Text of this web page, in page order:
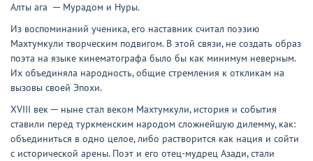
Алты ага ─ Мурадом и Нуры.
Из воспоминаний ученика, его наставник считал поэзию
Махтумкули творческим подвигом. В этой связи, не создать образ
поэта на языке кинематографа было бы как минимум неверным.
Их объединяла народность, общие стремления к откликам на
вызовы своей Эпохи.
XVIII век ─ ныне стал веком Махтумкули, история и события
ставили перед туркменским народом сложнейшую дилемму, как:
объединиться в одно целое, либо растворится как нация и сойти
с исторической арены. Поэт и его отец-мудрец Азади, стали